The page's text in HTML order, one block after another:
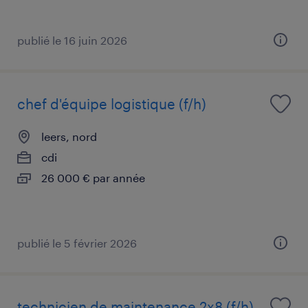
publié le 16 juin 2026
chef d'équipe logistique (f/h)
leers, nord
cdi
26 000 € par année
publié le 5 février 2026